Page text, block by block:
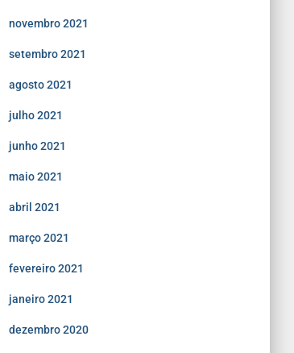
novembro 2021
setembro 2021
agosto 2021
julho 2021
junho 2021
maio 2021
abril 2021
março 2021
fevereiro 2021
janeiro 2021
dezembro 2020